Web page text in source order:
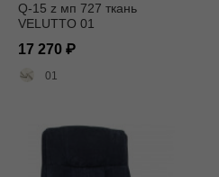
Q-15 z мп 727 ткань
VELUTTO 01
17 270
01